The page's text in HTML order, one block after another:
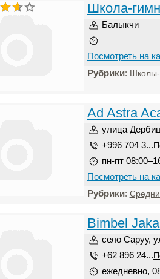
Школа-
Балыкчи
Посмотреть на
Рубрики: Школы-
Ad Astra
улица
+996 704 3...
пн-пт
Посмотреть на
Рубрики:
Bimbel
село Саруу,
+62 896 24...
ежедневно,